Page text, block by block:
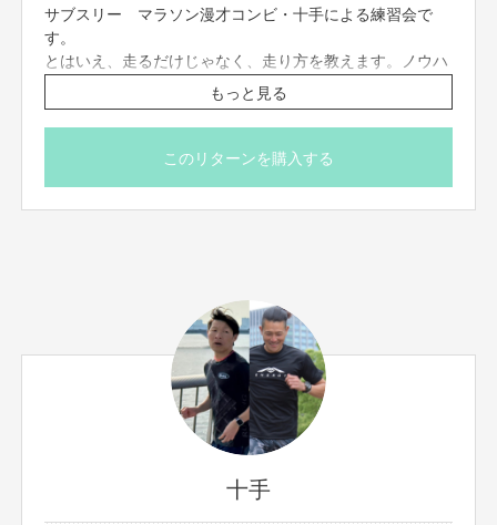
十手
します。
・タイトルに日付が入っているものは、その日その時間で
の開催となります。同じ企画でも、日時が違いますので注
意してご支援ください。
・一度ご支援いただいたものは、キャンセルができませ
・迷惑メールの対策などでドメイン指定を行っている場
合、メールが受信できない場合がございます。
「@yoshimoto.co.jp」を受信設定してください。
サブスリー マラソン漫才コンビ・十手による練習会で
す。
とはいえ、走るだけじゃなく、走り方を教えます。ノウハ
ウあります。
数々の練習会に参加してきた十手。十田は本イキ陸上経
験、エナジーはサンダルでの野獣スタイル。タイプの違う
走る場所：橿原公苑内
https://www.pref.nara.jp/10392.htm
参加者の方に合わせて練習メニューを組むので、初心者、
上級者問いません。
※多少の時間変更の場合もございます。
もっと見る
このリターンを購入する